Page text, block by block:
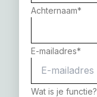
Achternaam*
E-mailadres*
Wat is je functie?